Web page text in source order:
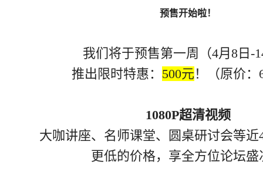
预售开始啦！
我们将于预售第一周（4月8日-
推出限时特惠： 500元 ！（原价：
1080P超清视频
大咖讲座、名师课堂、圆桌研讨会等近
更低的价格，享全方位论坛盛